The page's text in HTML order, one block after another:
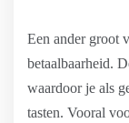
Een ander groot
betaalbaarheid.
waardoor je als
tasten. Vooral